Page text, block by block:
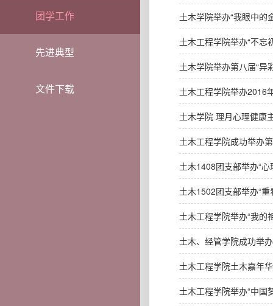
团学工作
先进典型
文件下载
土木学院举办“我眼中的
土木工程学院举办“不
土木学院举办第八届“异
土木工程学院举办2016
土木学院 理月心理健康
土木工程学院成功举办
土木1408团支部举办“
土木1502团支部举办“
土木工程学院举办“我的
土木、经管学院成功举
土木工程学院土木嘉年
土木工程学院举办“中国